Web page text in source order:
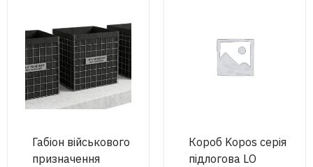
Габіон військового
призначення
Короб Kopos серія
підлогова LО